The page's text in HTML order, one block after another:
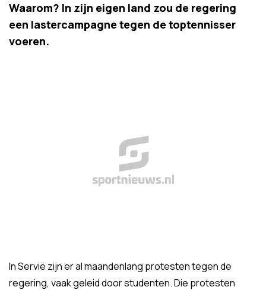
Waarom? In zijn eigen land zou de regering
een lastercampagne tegen de toptennisser
voeren.
In Servië zijn er al maandenlang protesten tegen de
regering, vaak geleid door studenten. Die protesten